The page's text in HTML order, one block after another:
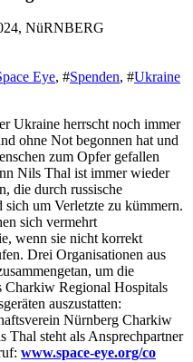
NüRNBERG
Eye, #Spenden, #Ukraine
Ukraine herrscht noch immer
ohne Not begonnen hat und
zum Opfer gefallen
Nils Thal ist immer wieder
die durch russische
sich um Verletzte zu kümmern.
sich vermehrt
wenn sie nicht korrekt
Drei Organisationen aus
um die
Charkiw Regional Hospitals
auszustatten:
Nürnberg Charkiw
Thal steht als Ansprechpartner
www.space-eye.org/co